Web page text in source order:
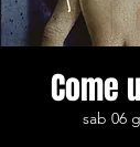
Come
sab 06